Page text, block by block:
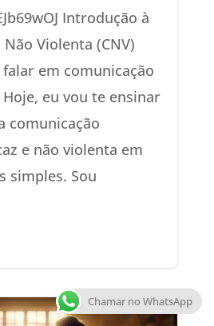
Introdução à
Violenta (CNV)
em comunicação
eu vou te ensinar
comunicação
e não violenta em
simples. Sou
Chamar no WhatsApp